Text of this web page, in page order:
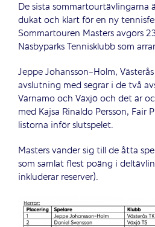
De sista sommartourtävlingarna
dukat och klart för en ny
Sommartouren Masters avgörs
Näsbyparks Tennisklubb som
Jeppe Johansson-Holm,
avslutning med segrar i de två
Värnamo och Växjö och det är
med Kajsa Rinaldo Persson, Fair
listorna inför slutspelet.
Masters vänder sig till de åtta
som samlat flest poäng i
inkluderar reserver).